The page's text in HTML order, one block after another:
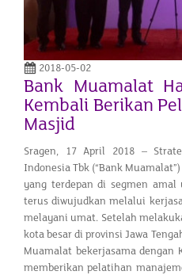
2018-05-02
Bank Muamalat
Kembali Berikan
Masjid
Sragen, 17 April 2018 –
Indonesia Tbk (“Bank
yang terdepan di segmen amal
terus diwujudkan melalui
melayani umat. Setelah
kota besar di provinsi Jawa
Muamalat bekerjasama dengan
memberikan pelatihan